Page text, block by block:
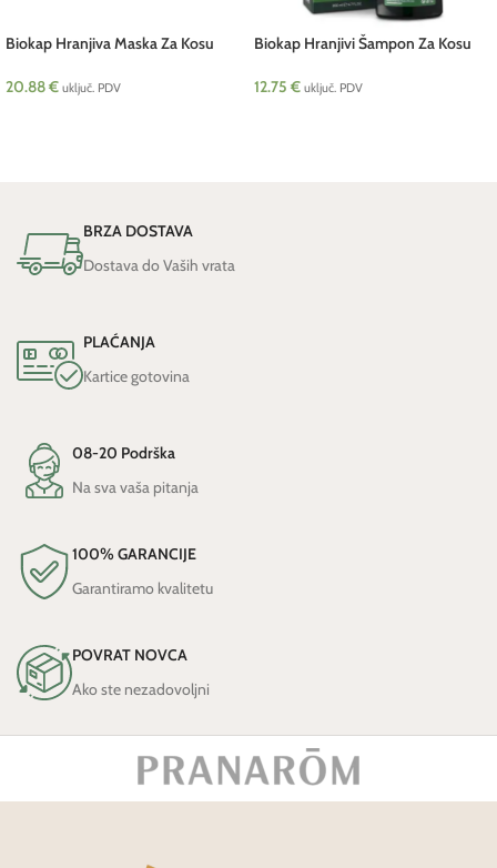
Biokap Hranjiva Maska Za Kosu
20.88€ uključ. PDV
Biokap Hranjivi Šampon Za Kosu
12.75 € uključ. PDV
BRZA DOSTAVA
Dostava do Vaših vrata
PLAĆANJA
Kartice gotovina
08-20 Podrška
Na sva vaša pitanja
100% GARANCIJE
Garantiramo kvalitetu
POVRAT NOVCA
Ako ste nezadovoljni